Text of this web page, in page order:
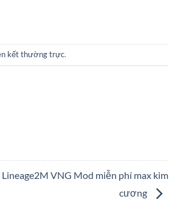
kết thường trực.
Lineage2M VNG Mod miễn phí max kim
cương